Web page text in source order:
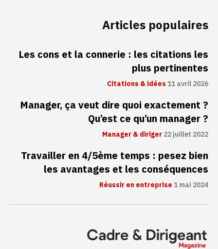
Articles populaires
Les cons et la connerie : les citations les
plus pertinentes
Citations & idées11 avril 2026
Manager, ça veut dire quoi exactement ?
Qu’est ce qu’un manager ?
Manager & diriger22 juillet 2022
Travailler en 4/5ème temps : pesez bien
les avantages et les conséquences
Réussir en entreprise1 mai 2024